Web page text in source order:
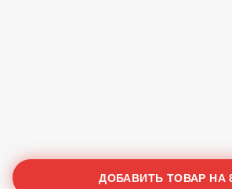
ДОБАВИТЬ ТОВАР НА